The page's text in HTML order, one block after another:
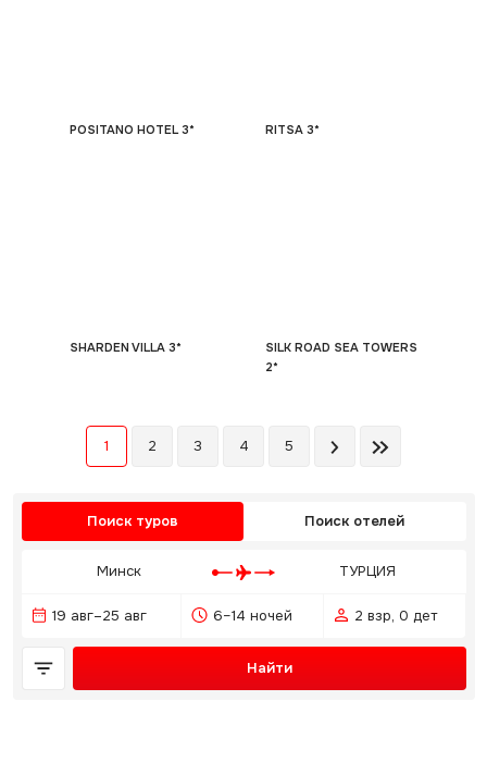
POSITANO HOTEL 3* RITSA 3*
SHARDEN VILLA 3*
SILK ROAD SEA TOWERS
2*
1 2 3 4 5
Поиск туров Поиск отелей
Минск ТУРЦИЯ
19 авг–25 авг 6–14 ночей 2 взр, 0 дет
Найти